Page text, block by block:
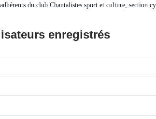
du club Chantalistes sport et culture, section
enregistrés